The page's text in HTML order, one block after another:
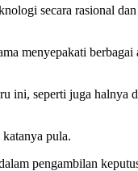
secara rasional
menyepakati berbagai
ini, seperti juga halnya
pula.
pengambilan